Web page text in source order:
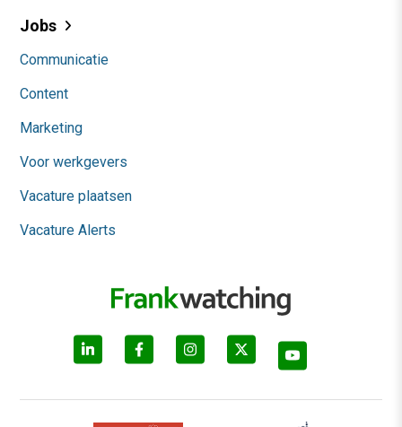
Jobs
Communicatie
Content
Marketing
Voor werkgevers
Vacature plaatsen
Vacature Alerts